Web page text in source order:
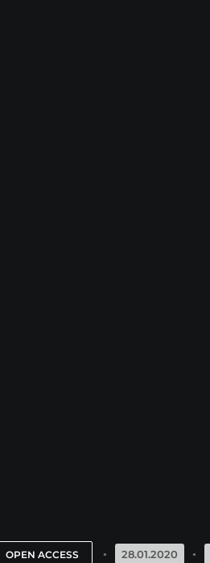
OPEN ACCESS 28.01.2020